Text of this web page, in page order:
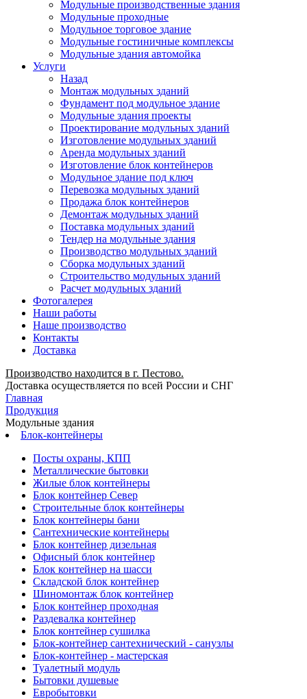
Модульные производственные здания
Модульные проходные
Модульное торговое здание
Модульные гостиничные комплексы
Модульные здания автомойка
Услуги
Назад
Монтаж модульных зданий
Фундамент под модульное здание
Модульные здания проекты
Проектирование модульных зданий
Изготовление модульных зданий
Аренда модульных зданий
Изготовление блок контейнеров
Модульное здание под ключ
Перевозка модульных зданий
Продажа блок контейнеров
Демонтаж модульных зданий
Поставка модульных зданий
Тендер на модульные здания
Производство модульных зданий
Сборка модульных зданий
Строительство модульных зданий
Расчет модульных зданий
Фотогалерея
Наши работы
Наше производство
Контакты
Доставка
Производство находится в г. Пестово.
Доставка осуществляется по всей России и СНГ
Главная
Продукция
Модульные здания
Блок-контейнеры
Посты охраны, КПП
Металлические бытовки
Жилые блок контейнеры
Блок контейнер Север
Строительные блок контейнеры
Блок контейнеры бани
Сантехнические контейнеры
Блок контейнер дизельная
Офисный блок контейнер
Блок контейнер на шасси
Складской блок контейнер
Шиномонтаж блок контейнер
Блок контейнер проходная
Раздевалка контейнер
Блок контейнер сушилка
Блок-контейнер сантехнический - санузлы
Блок-контейнер - мастерская
Туалетный модуль
Бытовки душевые
Евробытовки